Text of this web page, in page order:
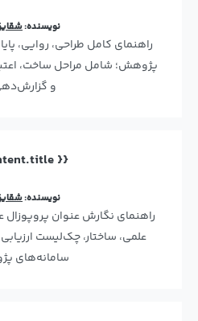
نویسنده:
راهنمای کامل طراحی، روایی،
پژوهش؛ شامل مراحل ساخت،
و
{{ content.title }}
نویسنده:
راهنمای نگارش عنوان
علمی، ساختار، چک‌لیست
سامانه‌های